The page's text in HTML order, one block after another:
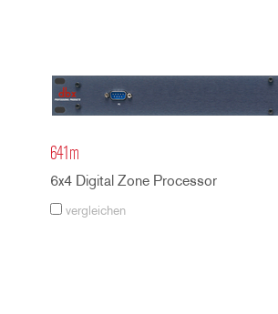
641m
6x4 Digital Zone Processor
vergleichen